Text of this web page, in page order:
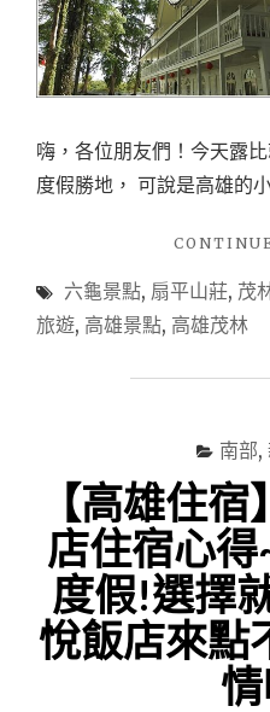
嗨，各位朋友們！今天露
度假勝地， 可說是高雄的
六龜景點, 扇平山莊, 茂
旅遊, 高雄景點, 高雄茂林
南部,
【高雄住
店住宿心
度假!選擇
悅飯店來點